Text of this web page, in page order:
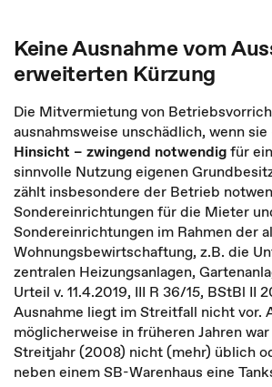
Keine Ausnahme vom
erweiterten Kürzung
Die Mitvermietung von
ausnahmsweise unschädlich, wenn sie
Hinsicht – zwingend notwendigfür
sinnvolle Nutzung eigenen
zählt insbesondere der Betrieb
Sondereinrichtungen für die Mieter
Sondereinrichtungen im Rahmen der
Wohnungsbewirtschaftung, z.B. die
zentralen Heizungsanlagen,
Urteil v. 11.4.2019, III R 36/15, BStBl II
Ausnahme liegt im Streitfall nicht vor.
möglicherweise in früheren Jahren
Streitjahr (2008) nicht (mehr) üblich
neben einem SB-Warenhaus eine